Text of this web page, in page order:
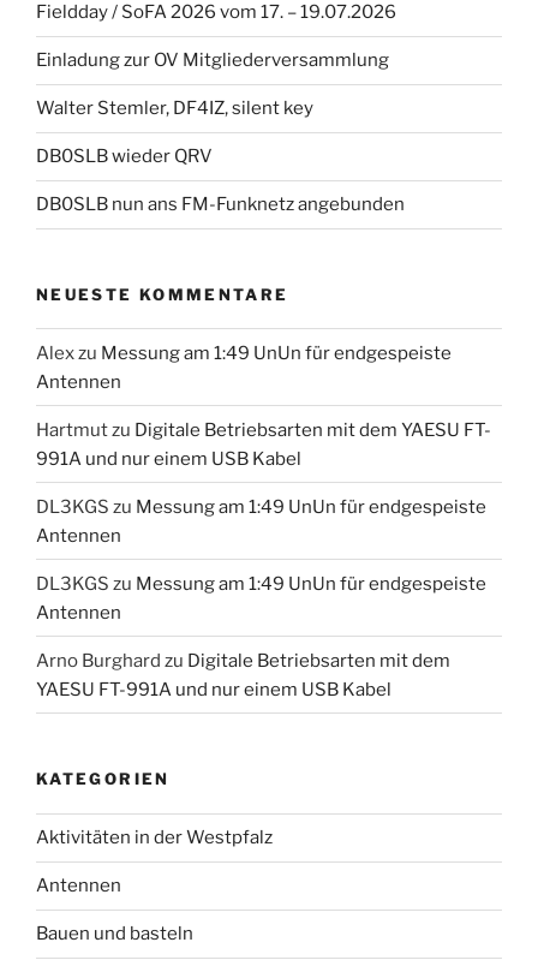
Fieldday / SoFA 2026 vom 17. – 19.07.2026
Einladung zur OV Mitgliederversammlung
Walter Stemler, DF4IZ, silent key
DB0SLB wieder QRV
DB0SLB nun ans FM-Funknetz angebunden
NEUESTE KOMMENTARE
Alexzu Messung am 1:49 UnUn für endgespeiste
Antennen
Hartmutzu Digitale Betriebsarten mit dem YAESU FT-
991A und nur einem USB Kabel
DL3KGS zu Messung am 1:49 UnUn für endgespeiste
Antennen
DL3KGS zu Messung am 1:49 UnUn für endgespeiste
Antennen
Arno Burghard zu Digitale Betriebsarten mit dem
YAESU FT-991A und nur einem USB Kabel
KATEGORIEN
Aktivitäten in der Westpfalz
Antennen
Bauen und basteln